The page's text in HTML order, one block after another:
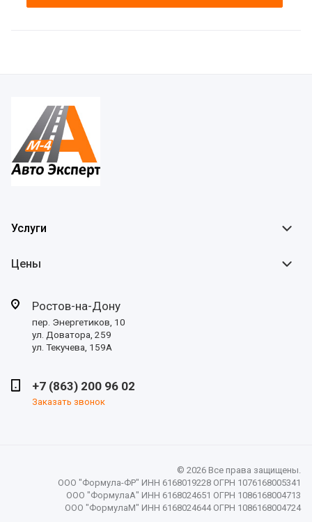
Услуги
Цены
Ростов-на-Дону
пер. Энергетиков, 10
ул. Доватора, 259
ул. Текучева, 159А
+7 (863) 200 96 02
Заказать звонок
© 2026 Все права защищены.
ООО "Формула-ФР" ИНН 6168019228 ОГРН 1076168005341
ООО "ФормулаА" ИНН 6168024651 ОГРН 1086168004713
ООО "ФормулаМ" ИНН 6168024644 ОГРН 1086168004724